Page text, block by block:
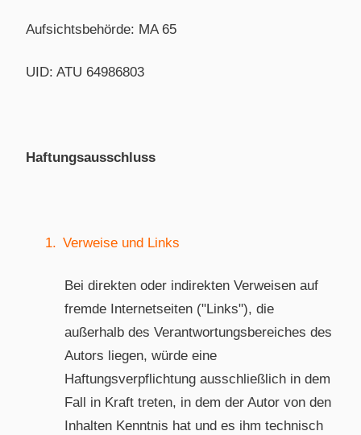
Aufsichtsbehörde: MA 65
UID: ATU 64986803
Haftungsausschluss
1. Verweise und Links
Bei direkten oder indirekten Verweisen auf
fremde Internetseiten ("Links"), die
außerhalb des Verantwortungsbereiches des
Autors liegen, würde eine
Haftungsverpflichtung ausschließlich in dem
Fall in Kraft treten, in dem der Autor von den
Inhalten Kenntnis hat und es ihm technisch